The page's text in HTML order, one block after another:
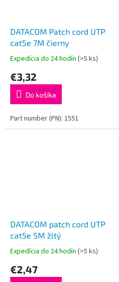
DATACOM Patch cord UTP
cat5e 7M čierny
Expedícia do 24 hodín (>5 ks)
€3,32
Do košíka
Part number (PN): 1551
DATACOM patch cord UTP
cat5e 5M žltý
Expedícia do 24 hodín (>5 ks)
€2,47